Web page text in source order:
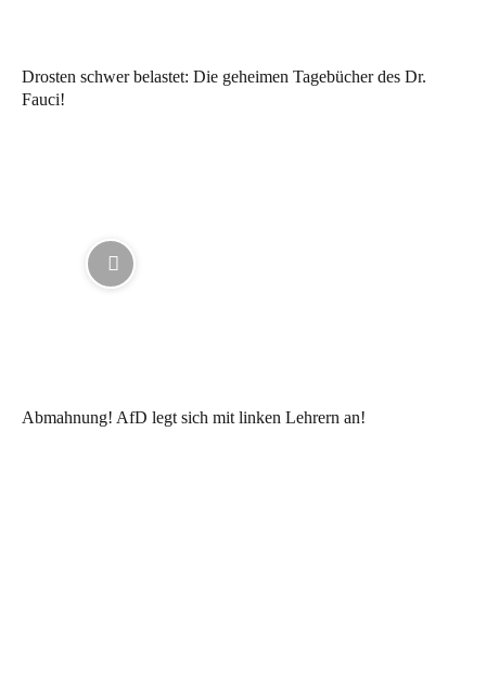
Drosten schwer belastet: Die geheimen Tagebücher des Dr.
Fauci!
Abmahnung! AfD legt sich mit linken Lehrern an!